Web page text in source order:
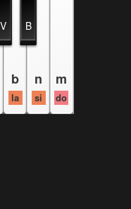
b
la
n
si
m
do
V B